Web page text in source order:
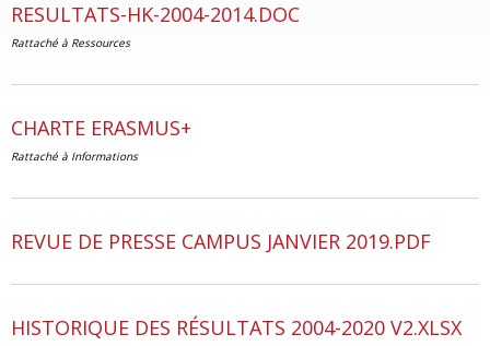
RESULTATS-HK-2004-2014.DOC
Rattaché à Ressources
CHARTE ERASMUS+
Rattaché à Informations
REVUE DE PRESSE CAMPUS JANVIER 2019.PDF
HISTORIQUE DES RÉSULTATS 2004-2020 V2.XLSX